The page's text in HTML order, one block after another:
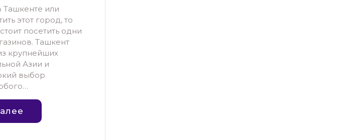
Ташкенте или
этот город, то
посетить одни
Ташкент
крупнейших
Азии и
выбор